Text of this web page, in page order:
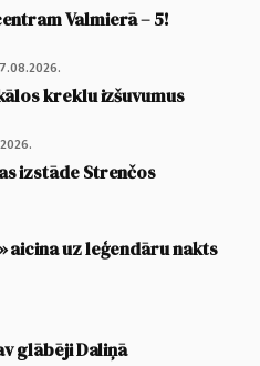
Valmierā – 5!
kreklu izšuvumus
izstāde Strenčos
aicina uz leģendāru nakts
glābēji Daliņā